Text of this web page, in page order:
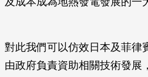
對此我們可以仿效日本及菲律
由政府負責資助相關技術發展